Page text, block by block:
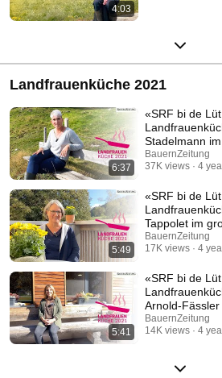
4:03
Landfrauenküche 2021
6:37
«SRF bi de
Stadelmann
Videoporträt
BauernZeitung
37K views
4
5:49
«SRF bi de
Tappolet im
Videoporträt
BauernZeitung
17K views
4
5:41
«SRF bi de
Arnold-
Videoporträt
BauernZeitung
14K views
4